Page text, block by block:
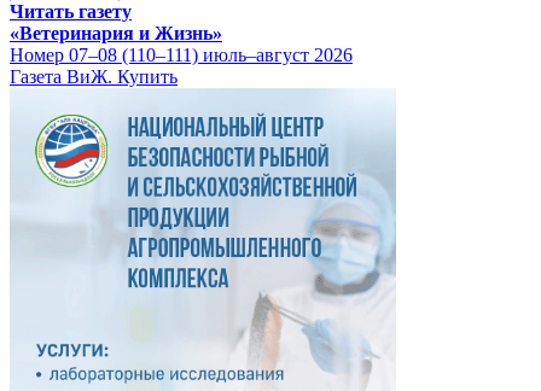
Читать газету
«Ветеринария и Жизнь»
Номер 07–08 (110–111) июль–август 2026
Газета ВиЖ. Купить